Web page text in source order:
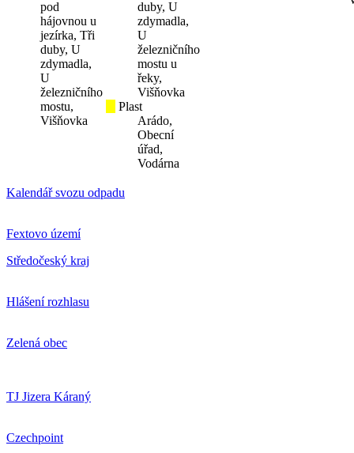
pod
hájovnou u
jezírka, Tři
duby, U
zdymadla,
U
železničního
mostu,
Višňovka
duby, U
zdymadla,
U
železničního
mostu u
řeky,
Višňovka
Plast
Arádo,
Obecní
úřad,
Vodárna
Kalendář svozu odpadu
Fextovo území
Středočeský kraj
Hlášení rozhlasu
Zelená obec
TJ Jizera Káraný
Czechpoint